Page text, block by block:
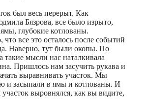
был весь перерыт. Как
Бязрова, все было изрыто,
глубокие котлованы.
все это осталось после событий
Наверно, тут были окопы. По
такие мысли нас наталкивала
Пришлось нам засучить рукава и
выравнивать участок. Мы
и засыпали в ямы и котлованы. И
выровнялся, как вы видите,